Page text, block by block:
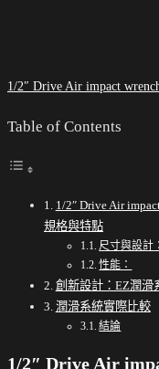
1/2″ Drive Air impact
Table of Contents
1/2″ Drive Air
規格與特點
尺寸與設計：
性能：
創新設計：EZ潤滑
潤滑系統實際比較
結論
1/2″ Drive Air